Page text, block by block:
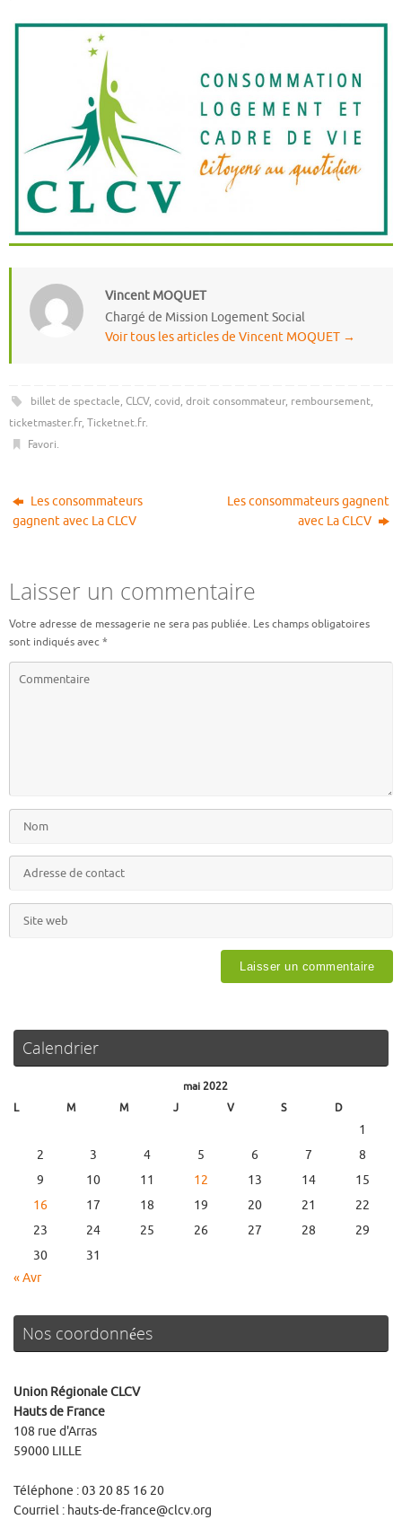
Vincent MOQUET
Chargé de Mission Logement Social
Voir tous les articles de Vincent MOQUET →
billet de spectacle, CLCV, covid, droit consommateur, remboursement,
ticketmaster.fr, Ticketnet.fr.
Favori.
Les consommateurs
gagnent avec La CLCV
Les consommateurs gagnent
avec La CLCV
Laisser un commentaire
Votre adresse de messagerie ne sera pas publiée. Les champs obligatoires
sont indiqués avec*
Calendrier
mai 2022
L
M M J V S D
« Avr
1
2
3 4 5 6 7
8
9
10 11 12 13 14
15
16
17 18 19 20 21
22
23
24 25 26 27 28
29
30
31
Nos coordonnées
Union Régionale CLCV
Hauts de France
108 rue d'Arras
59000 LILLE
Téléphone : 03 20 85 16 20
Courriel : hauts-de-france@clcv.org